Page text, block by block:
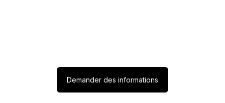
Demander des informations